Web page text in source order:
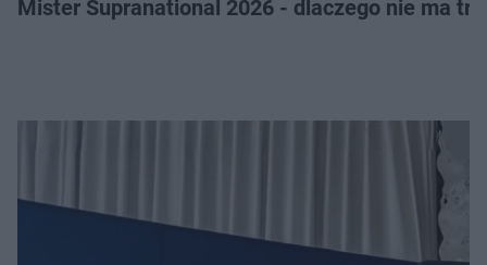
Mister Supranational 2026 - dlaczego nie ma